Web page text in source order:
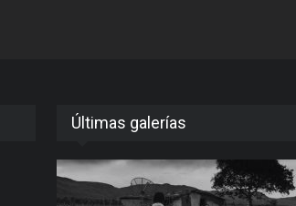
Últimas galerías